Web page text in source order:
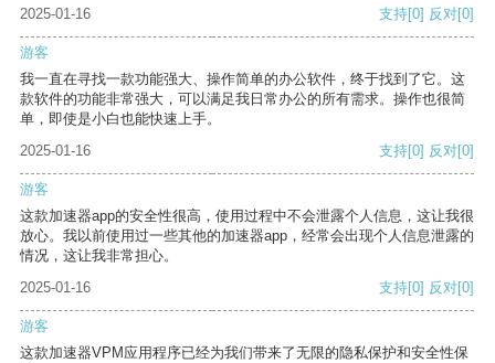
2025-01-16
支持[0] 反对[0]
游客
我一直在寻找一款功能强大、操作简单的办公软件，终于找到了它。这
款软件的功能非常强大，可以满足我日常办公的所有需求。操作也很简
单，即使是小白也能快速上手。
2025-01-16
支持[0] 反对[0]
游客
这款加速器app的安全性很高，使用过程中不会泄露个人信息，这让我很
放心。我以前使用过一些其他的加速器app，经常会出现个人信息泄露的
情况，这让我非常担心。
2025-01-16
支持[0] 反对[0]
游客
这款加速器VPM应用程序已经为我们带来了无限的隐私保护和安全性保